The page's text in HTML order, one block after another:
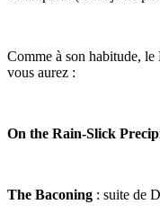
Comme à son habitude, le
vous aurez :
On the Rain-Slick
The Baconing : suite de